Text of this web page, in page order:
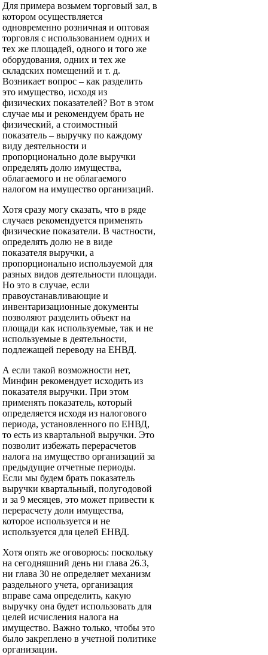
Для примера возьмем торговый зал, в
котором осуществляется
одновременно розничная и оптовая
торговля с использованием одних и
тех же площадей, одного и того же
оборудования, одних и тех же
складских помещений и т. д.
Возникает вопрос – как разделить
это имущество, исходя из
физических показателей? Вот в этом
случае мы и рекомендуем брать не
физический, а стоимостный
показатель – выручку по каждому
виду деятельности и
пропорционально доле выручки
определять долю имущества,
облагаемого и не облагаемого
налогом на имущество организаций.
Хотя сразу могу сказать, что в ряде
случаев рекомендуется применять
физические показатели. В частности,
определять долю не в виде
показателя выручки, а
пропорционально используемой для
разных видов деятельности площади.
Но это в случае, если
правоустанавливающие и
инвентаризационные документы
позволяют разделить объект на
площади как используемые, так и не
используемые в деятельности,
подлежащей переводу на ЕНВД.
А если такой возможности нет,
Минфин рекомендует исходить из
показателя выручки. При этом
применять показатель, который
определяется исходя из налогового
периода, установленного по ЕНВД,
то есть из квартальной выручки. Это
позволит избежать перерасчетов
налога на имущество организаций за
предыдущие отчетные периоды.
Если мы будем брать показатель
выручки квартальный, полугодовой
и за 9 месяцев, это может привести к
перерасчету доли имущества,
которое используется и не
используется для целей ЕНВД.
Хотя опять же оговорюсь: поскольку
на сегодняшний день ни глава 26.3,
ни глава 30 не определяет механизм
раздельного учета, организация
вправе сама определить, какую
выручку она будет использовать для
целей исчисления налога на
имущество. Важно только, чтобы это
было закреплено в учетной политике
организации.